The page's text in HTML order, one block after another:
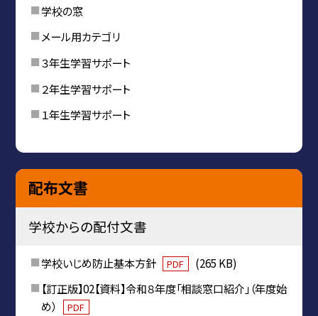
学校の窓
メール用カテゴリ
３年生学習サポート
２年生学習サポート
１年生学習サポート
配布文書
学校からの配付文書
学校いじめ防止基本方針 PDF
(265 KB)
【訂正版】02【資料】令和８年度「相談窓口紹介」（年度始
め）
PDF